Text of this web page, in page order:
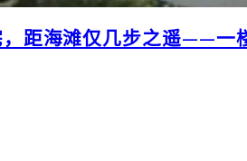
，距海滩仅几步之遥——一